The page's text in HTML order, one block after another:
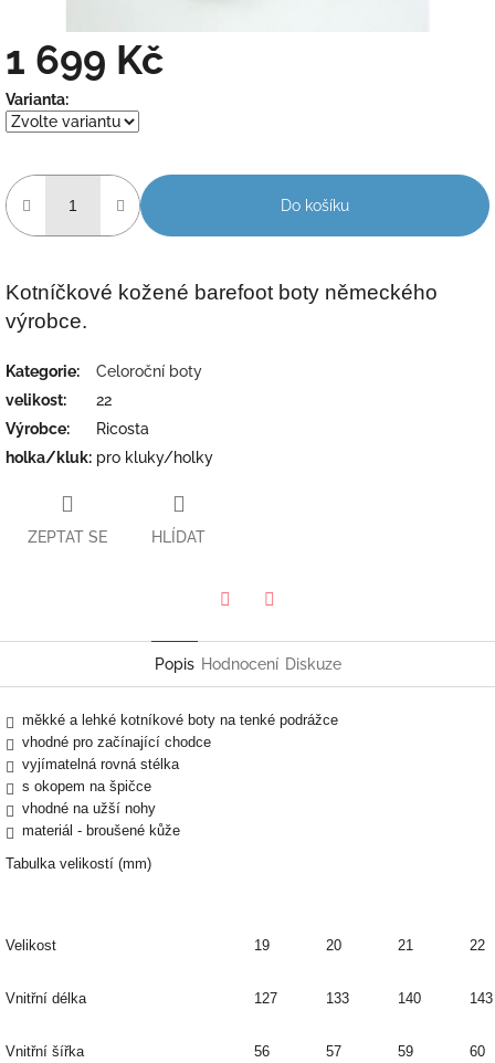
1 699 Kč
Měrná
cena:
Varianta:
Do košíku
Kotníčkové kožené barefoot boty německého
výrobce.
Kategorie:
Celoroční boty
velikost:
22
Výrobce:
Ricosta
holka/kluk: pro kluky/holky
ZEPTAT SE HLÍDAT
Popis Hodnocení Diskuze
měkké a lehké kotníkové boty na tenké podrážce
vhodné pro začínající chodce
vyjímatelná rovná stélka
s okopem na špičce
vhodné na užší nohy
materiál - broušené kůže
Tabulka velikostí (mm)
Velikost 19 20 21 22
Vnitřní délka 127 133 140 143
Vnitřní šířka 56 57 59 60